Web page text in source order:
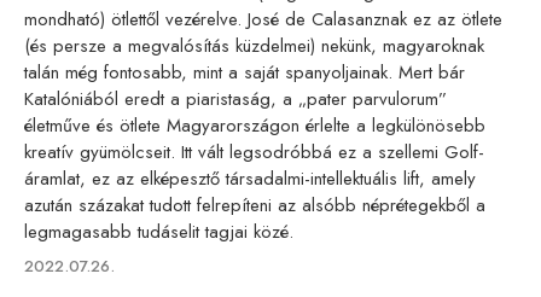
mondható) ötlettől vezérelve. José de Calasanznak ez az ötlete
(és persze a megvalósítás küzdelmei) nekünk, magyaroknak
talán még fontosabb, mint a saját spanyoljainak. Mert bár
Katalóniából eredt a piaristaság, a „pater parvulorum”
életműve és ötlete Magyarországon érlelte a legkülönösebb
kreatív gyümölcseit. Itt vált legsodróbbá ez a szellemi Golf-
áramlat, ez az elképesztő társadalmi-intellektuális lift, amely
azután százakat tudott felrepíteni az alsóbb néprétegekből a
legmagasabb tudáselit tagjai közé.
Published
2022.07.26.